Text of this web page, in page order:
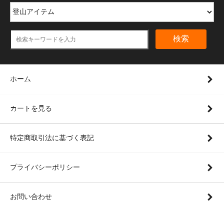
検索
ホーム
カートを見る
特定商取引法に基づく表記
プライバシーポリシー
お問い合わせ